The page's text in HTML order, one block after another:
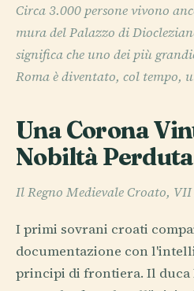
Circa 3.000 persone vivono
mura del Palazzo di
significa che uno dei più
Roma è diventato, col tempo,
Una Corona
Nobiltà Perduta
Il Regno Medievale Croato, VII
I primi sovrani croati
documentazione con
principi di frontiera. Il duca